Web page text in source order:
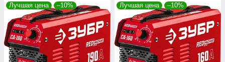
Лучшая цена –10% Лучшая цена –10%